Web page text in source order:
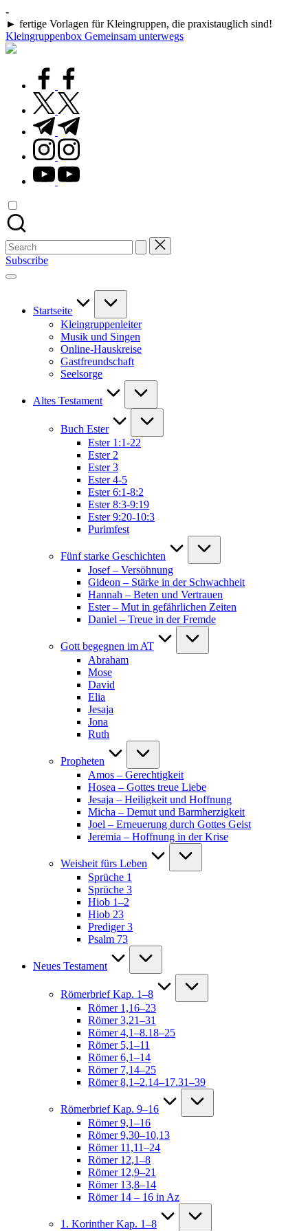
Skip
to
content
-
► fertige Vorlagen für Kleingruppen, die praxistauglich sind!
Kleingruppenbox Gemeinsam unterwegs
Gemeinsam
wachsen,
leben
facebook.com
twitter.com
t.me
instagram.com
youtube.com
Search
for:
Subscribe
Startseite
Kleingruppenleiter
Musik und Singen
Online-Hauskreise
Gastfreundschaft
Seelsorge
Altes Testament
Buch Ester
Ester 1:1-22
Ester 2
Ester 3
Ester 4-5
Ester 6:1-8:2
Ester 8:3-9:19
Ester 9:20-10:3
Purimfest
Fünf starke Geschichten
Josef – Versöhnung
Gideon – Stärke in der Schwachheit
Hannah – Beten und Vertrauen
Ester – Mut in gefährlichen Zeiten
Daniel – Treue in der Fremde
Gott begegnen im AT
Abraham
Mose
David
Elia
Jesaja
Jona
Ruth
Propheten
Amos – Gerechtigkeit
Hosea – Gottes treue Liebe
Jesaja – Heiligkeit und Hoffnung
Micha – Demut und Barmherzigkeit
Joel – Erneuerung durch Gottes Geist
Jeremia – Hoffnung in der Krise
Weisheit fürs Leben
Sprüche 1
Sprüche 3
Hiob 1–2
Hiob 23
Prediger 3
Psalm 73
Neues Testament
Römerbrief Kap. 1–8
Römer 1,16–23
Römer 3,21–31
Römer 4,1–8.18–25
Römer 5,1–11
Römer 6,1–14
Römer 7,14–25
Römer 8,1–2.14–17.31–39
Römerbrief Kap. 9–16
Römer 9,1–16
Römer 9,30–10,13
Römer 11,11–24
Römer 12,1–8
Römer 12,9–21
Römer 13,8–14
Römer 14 – 16 in Az
1. Korinther Kap. 1–8